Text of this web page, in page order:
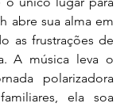
as frustrações de
A música leva o
polarizadora
ela soa